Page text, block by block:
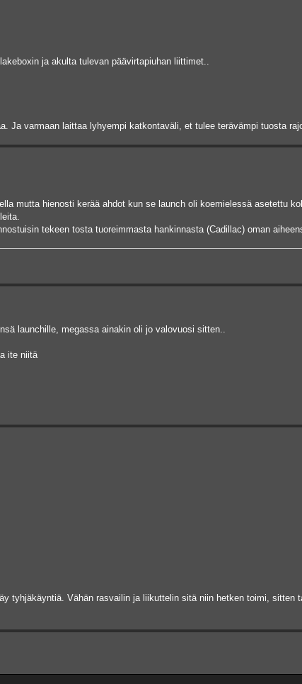
ja akulta tulevan päävirtapiuhan liittimet..
Ja varmaan laittaa lyhyempi katkontaväli, et tulee terävämpi tuosta
mutta hienosti kerää ahdot kun se launch oli koemielessä asetettu
tekeen tosta tuoreimmasta hankinnasta (Cadillac) oman
launchille, megassa ainakin oli jo valovuosi sitten..
ite niitä
tyhjäkäyntiä. Vähän rasvailin ja liikuttelin sitä niin hetken toimi, sitten